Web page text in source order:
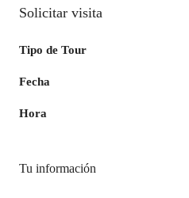
Solicitar visita
Tipo de Tour
Fecha
Hora
Tu información